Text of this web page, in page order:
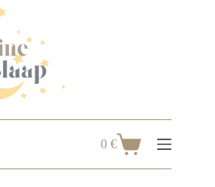
Winkelwagen
0€